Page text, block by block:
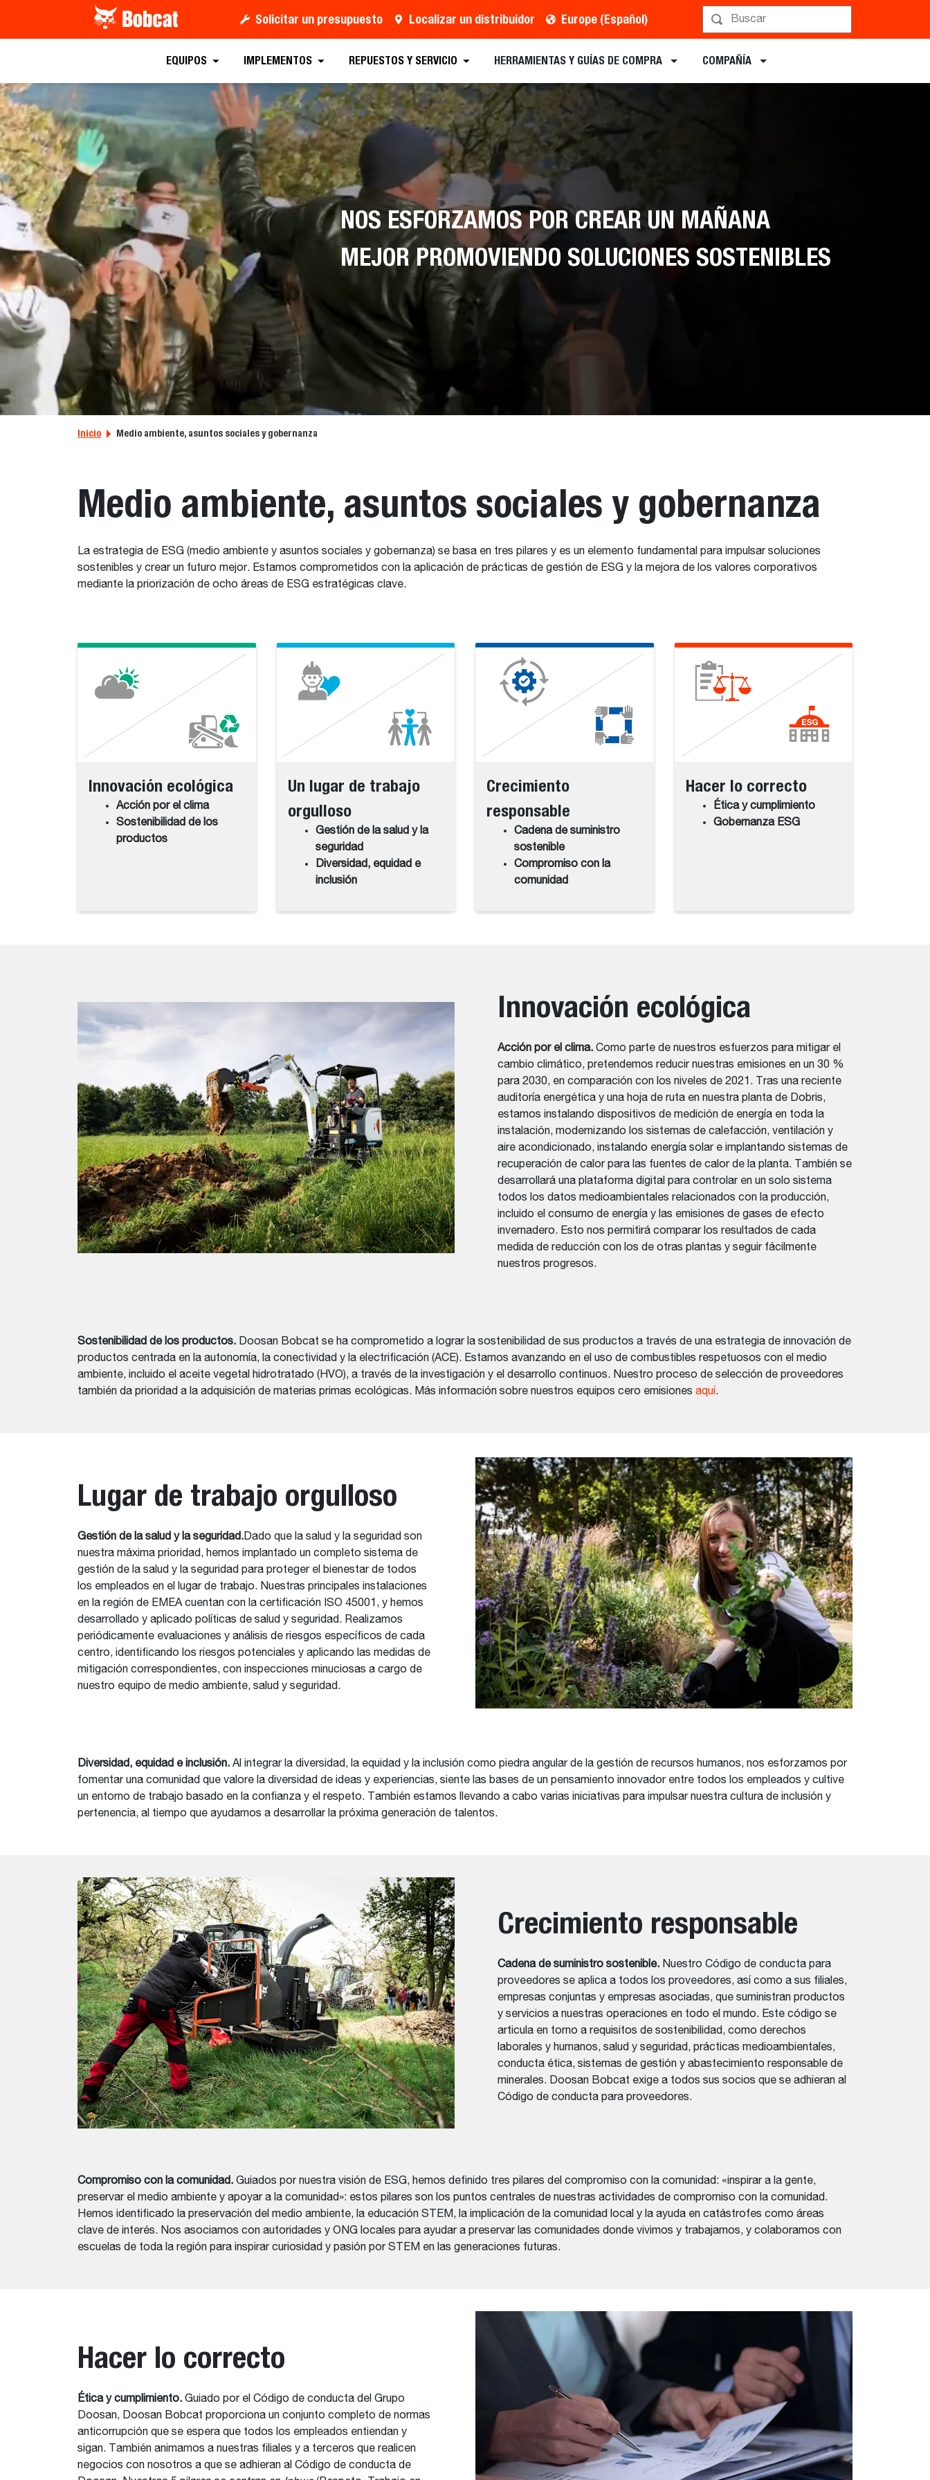
Solicitar un presupuesto Localizar un distribuidor Europe (Español)
EQUIPOS IMPLEMENTOS REPUESTOS Y SERVICIO HERRAMIENTAS Y GUÍAS DE COMPRA COMPAÑÍA
NOS ESFORZAMOS POR CREAR UN MAÑANA
MEJOR PROMOVIENDO SOLUCIONES SOSTENIBLES
Inicio Medio ambiente, asuntos sociales y gobernanza
Medio ambiente, asuntos sociales y gobernanza
La estrategia de ESG (medio ambiente y asuntos sociales y gobernanza) se basa en tres pilares y es un elemento fundamental para impulsar soluciones
sostenibles y crear un futuro mejor. Estamos comprometidos con la aplicación de prácticas de gestión de ESG y la mejora de los valores corporativos
mediante la priorización de ocho áreas de ESG estratégicas clave.
Innovación ecológica
Acción por el clima
Sostenibilidad de los
productos
Un lugar de trabajo
orgulloso
Gestión de la salud y la
seguridad
Diversidad, equidad e
inclusión
Crecimiento
responsable
Cadena de suministro
sostenible
Compromiso con la
comunidad
Hacer lo correcto
Ética y cumplimiento
Gobernanza ESG
Innovación ecológica
Acción por el clima. Como parte de nuestros esfuerzos para mitigar el
cambio climático, pretendemos reducir nuestras emisiones en un 30 %
para 2030, en comparación con los niveles de 2021. Tras una reciente
auditoría energética y una hoja de ruta en nuestra planta de Dobris,
estamos instalando dispositivos de medición de energía en toda la
instalación, modernizando los sistemas de calefacción, ventilación y
aire acondicionado, instalando energía solar e implantando sistemas de
recuperación de calor para las fuentes de calor de la planta. También se
desarrollará una plataforma digital para controlar en un solo sistema
todos los datos medioambientales relacionados con la producción,
incluido el consumo de energía y las emisiones de gases de efecto
invernadero. Esto nos permitirá comparar los resultados de cada
medida de reducción con los de otras plantas y seguir fácilmente
nuestros progresos.
Sostenibilidad de los productos. Doosan Bobcat se ha comprometido a lograr la sostenibilidad de sus productos a través de una estrategia de innovación de
productos centrada en la autonomía, la conectividad y la electrificación (ACE). Estamos avanzando en el uso de combustibles respetuosos con el medio
ambiente, incluido el aceite vegetal hidrotratado (HVO), a través de la investigación y el desarrollo continuos. Nuestro proceso de selección de proveedores
también da prioridad a la adquisición de materias primas ecológicas. Más información sobre nuestros equipos cero emisiones aquí.
Lugar de trabajo orgulloso
Gestión de la salud y la seguridad.Dado que la salud y la seguridad son
nuestra máxima prioridad, hemos implantado un completo sistema de
gestión de la salud y la seguridad para proteger el bienestar de todos
los empleados en el lugar de trabajo. Nuestras principales instalaciones
en la región de EMEA cuentan con la certificación ISO 45001, y hemos
desarrollado y aplicado políticas de salud y seguridad. Realizamos
periódicamente evaluaciones y análisis de riesgos específicos de cada
centro, identificando los riesgos potenciales y aplicando las medidas de
mitigación correspondientes, con inspecciones minuciosas a cargo de
nuestro equipo de medio ambiente, salud y seguridad.
Diversidad, equidad e inclusión. Al integrar la diversidad, la equidad y la inclusión como piedra angular de la gestión de recursos humanos, nos esforzamos por
fomentar una comunidad que valore la diversidad de ideas y experiencias, siente las bases de un pensamiento innovador entre todos los empleados y cultive
un entorno de trabajo basado en la confianza y el respeto. También estamos llevando a cabo varias iniciativas para impulsar nuestra cultura de inclusión y
pertenencia, al tiempo que ayudamos a desarrollar la próxima generación de talentos.
Crecimiento responsable
Cadena de suministro sostenible. Nuestro Código de conducta para
proveedores se aplica a todos los proveedores, así como a sus filiales,
empresas conjuntas y empresas asociadas, que suministran productos
y servicios a nuestras operaciones en todo el mundo. Este código se
articula en torno a requisitos de sostenibilidad, como derechos
laborales y humanos, salud y seguridad, prácticas medioambientales,
conducta ética, sistemas de gestión y abastecimiento responsable de
minerales. Doosan Bobcat exige a todos sus socios que se adhieran al
Código de conducta para proveedores.
Compromiso con la comunidad. Guiados por nuestra visión de ESG, hemos definido tres pilares del compromiso con la comunidad: «inspirar a la gente,
preservar el medio ambiente y apoyar a la comunidad»: estos pilares son los puntos centrales de nuestras actividades de compromiso con la comunidad.
Hemos identificado la preservación del medio ambiente, la educación STEM, la implicación de la comunidad local y la ayuda en catástrofes como áreas
clave de interés. Nos asociamos con autoridades y ONG locales para ayudar a preservar las comunidades donde vivimos y trabajamos, y colaboramos con
escuelas de toda la región para inspirar curiosidad y pasión por STEM en las generaciones futuras.
Hacer lo correcto
Ética y cumplimiento. Guiado por el Código de conducta del Grupo
Doosan, Doosan Bobcat proporciona un conjunto completo de normas
anticorrupción que se espera que todos los empleados entiendan y
sigan. También animamos a nuestras filiales y a terceros que realicen
negocios con nosotros a que se adhieran al Código de conducta de